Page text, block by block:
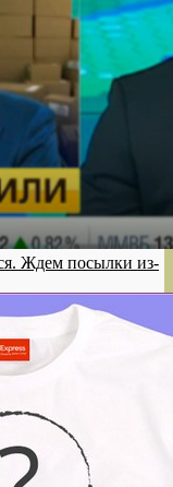
Ждем посылки из-